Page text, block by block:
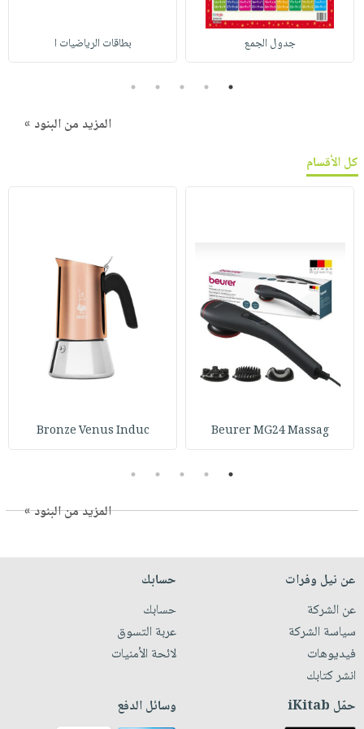
جدول الجمع بطاقات الرياضيات ا
1
2
3
4
5
المزيد من البنود »
كل الأقسام
Beurer MG24 Massag
Bronze Venus Induc
1
2
3
4
5
المزيد من البنود »
عن نيل وفرات
عن الشركة
سياسة الشركة
فيديوهات
انشر كتابك
حسابك
حسابك
عربة التسوق
لائحة الأمنيات
حمّل iKitab وسائل الدفع